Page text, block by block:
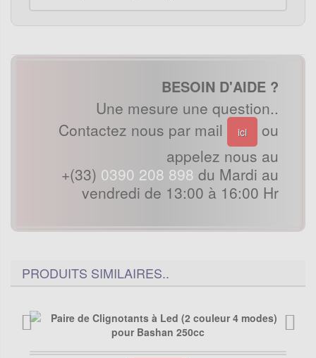
BESOIN D'AIDE ?
Une mesure une question..
Contactez nous par mail
ici
ou
appelez nous au
+(33) 0390 208 898 du Mardi au
vendredi de 13:00 à 16:00 Hr
PRODUITS SIMILAIRES..